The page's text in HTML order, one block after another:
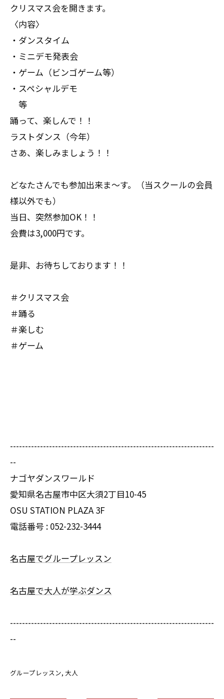
クリスマス会を開きます。
〈内容〉
・ダンスタイム
・ミニデモ発表会
・ゲーム（ビンゴゲーム等）
・スペシャルデモ
等
踊って、楽しんで！！
ラストダンス（今年）
さあ、楽しみましょう！！
どなたさんでも参加出来ま～す。（当スクールの会員
様以外でも）
当日、突然参加OK！！
会費は3,000円です。
是非、お待ちしております！！
＃クリスマス会
＃踊る
＃楽しむ
＃ゲーム
--------------------------------------------------------------------
--
ナゴヤダンスワールド
愛知県名古屋市中区大須2丁目10-45
OSU STATION PLAZA 3F
電話番号 : 052-232-3444
名古屋でグループレッスン
名古屋で大人が学ぶダンス
--------------------------------------------------------------------
--
グループレッスン 大人